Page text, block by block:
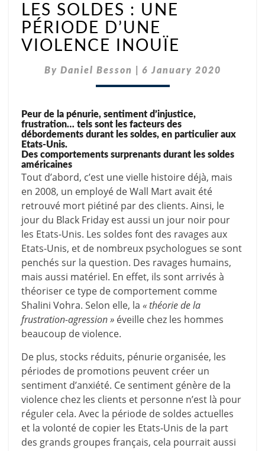
LES
SOLDES
:
UNE
PÉRIODE
D’UNE
VIOLENCE
INOUÏE
LES SOLDES : UNE
PÉRIODE D’UNE
VIOLENCE INOUÏE
By Daniel Besson 6 January 2020
Peur de la pénurie, sentiment d’injustice,
frustration… tels sont les facteurs des
débordements durant les soldes, en particulier aux
Etats-Unis.
Des comportements surprenants durant les soldes
américaines
Tout d’abord, c’est une vielle histoire déjà, mais
en 2008, un employé de Wall Mart avait été
retrouvé mort piétiné par des clients. Ainsi, le
jour du Black Friday est aussi un jour noir pour
les Etats-Unis. Les soldes font des ravages aux
Etats-Unis, et de nombreux psychologues se sont
penchés sur la question. Des ravages humains,
mais aussi matériel. En effet, ils sont arrivés à
théoriser ce type de comportement comme
Shalini Vohra. Selon elle, la « théorie de la
frustration-agression » éveille chez les hommes
beaucoup de violence.
De plus, stocks réduits, pénurie organisée, les
périodes de promotions peuvent créer un
sentiment d’anxiété. Ce sentiment génère de la
violence chez les clients et personne n’est là pour
réguler cela. Avec la période de soldes actuelles
et la volonté de copier les Etats-Unis de la part
des grands groupes français, cela pourrait aussi